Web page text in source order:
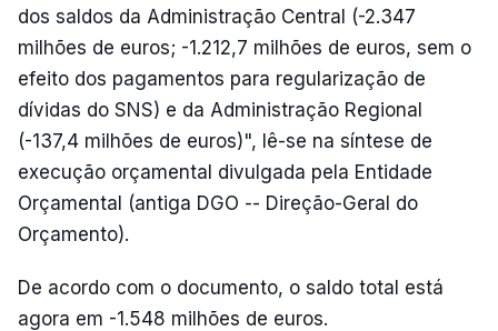
dos saldos da Administração Central (-2.347
milhões de euros; -1.212,7 milhões de euros, sem o
efeito dos pagamentos para regularização de
dívidas do SNS) e da Administração Regional
(-137,4 milhões de euros)", lê-se na síntese de
execução orçamental divulgada pela Entidade
Orçamental (antiga DGO -- Direção-Geral do
Orçamento).
De acordo com o documento, o saldo total está
agora em -1.548 milhões de euros.